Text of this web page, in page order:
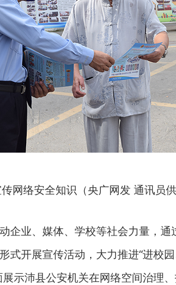
网络安全知识（央广网发 通讯员供
企业、媒体、学校等社会力量，通
式开展宣传活动，大力推进“进校园
示沛县公安机关在网络空间治理、